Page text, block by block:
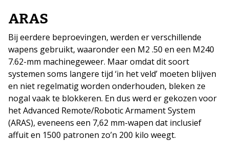
ARAS
Bij eerdere beproevingen, werden er verschillende
wapens gebruikt, waaronder een M2 .50 en een M240
7.62-mm machinegeweer. Maar omdat dit soort
systemen soms langere tijd ‘in het veld’ moeten blijven
en niet regelmatig worden onderhouden, bleken ze
nogal vaak te blokkeren. En dus werd er gekozen voor
het Advanced Remote/Robotic Armament System
(ARAS), eveneens een 7,62 mm-wapen dat inclusief
affuit en 1500 patronen zo’n 200 kilo weegt.